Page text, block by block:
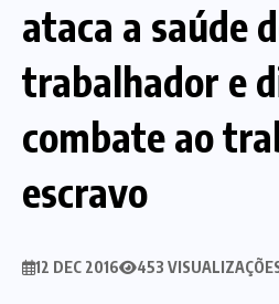
Nossa História
Diretoria
ataca a saúde
trabalhador e
combate ao
escravo
12 DEC 2016 453